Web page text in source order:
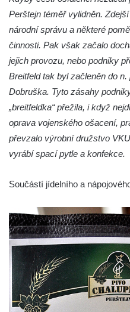
Dům čp. 175 ve Chřibské
Dům čp. 30 ve Chřibské
Dům čp. 182 ve Chřibské
Dům čp. 10 ve Chřibské
Dům čp. 11 v Hrobčicích
Budova stáčírny Bílina-
Rodný dům Josefa Hory v
Kamenici
Dům čp. 26 ve Velenicích
Dům čp. 31 ve Velenicích
Dům čp. 121 ve Velenicích
Dům čp. 155 ve Velenicích
Dům čp. 33 – bývalá škola
Perštejn téměř vylidněn.
národní správu a některé
činnosti. Pak však začalo
jejich provozu, nebo podniky
Breitfeld tak byl začleněn do
Dobruška. Tyto zásahy
„breitfeldka“ přežila, i když
oprava vojenského ošacení,
převzalo výrobní družstvo
vyrábí spací pytle a konfekce.
Součástí jídelního a